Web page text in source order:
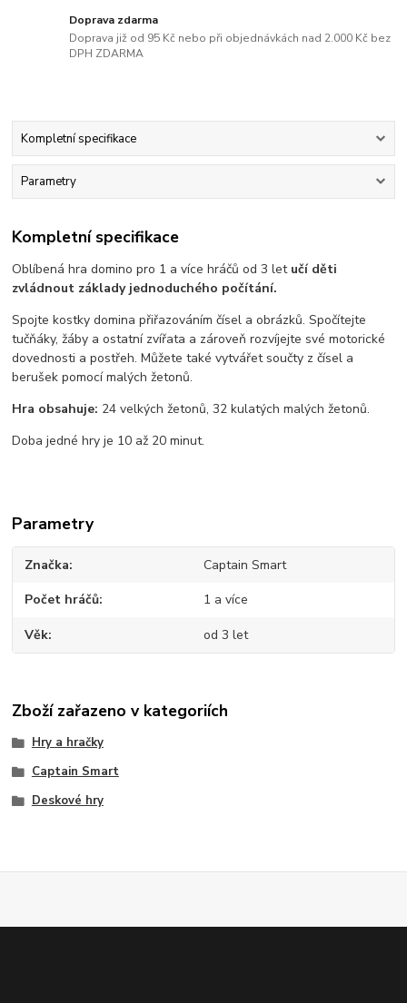
Doprava zdarma
Doprava již od 95 Kč nebo při objednávkách nad 2.000 Kč bez
DPH ZDARMA
Kompletní specifikace
Parametry
Kompletní specifikace
Oblíbená hra domino pro 1 a více hráčů od 3 let učí děti
zvládnout základy jednoduchého počítání.
Spojte kostky domina přiřazováním čísel a obrázků. Spočítejte
tučňáky, žáby a ostatní zvířata a zároveň rozvíjejte své motorické
dovednosti a postřeh. Můžete také vytvářet součty z čísel a
berušek pomocí malých žetonů.
Hra obsahuje: 24 velkých žetonů, 32 kulatých malých žetonů.
Doba jedné hry je 10 až 20 minut.
Parametry
Značka Captain Smart
Počet hráčů 1 a více
Věk od 3 let
Zboží zařazeno v kategoriích
Hry a hračky
Captain Smart
Deskové hry